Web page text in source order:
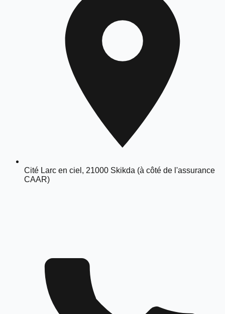
Cité Larc en ciel, 21000 Skikda (à côté de l'assurance
CAAR)